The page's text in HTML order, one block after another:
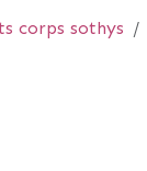
corps sothys